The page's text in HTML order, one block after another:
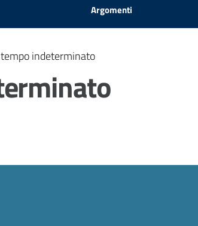
Argomenti
indeterminato